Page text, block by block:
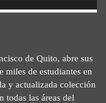
de Quito, abre sus
miles de estudiantes en
y actualizada colección
todas las áreas del